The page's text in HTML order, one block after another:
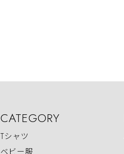
CATEGORY
Tシャツ
ベビー服